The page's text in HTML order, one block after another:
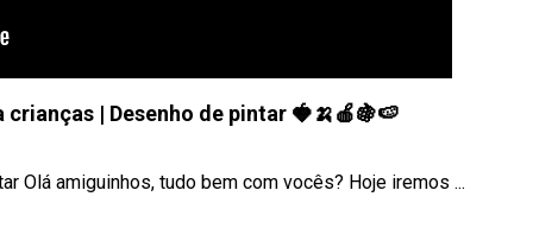
| Desenho de pintar 🍓🍌🍎🍇🍉
Olá amiguinhos, tudo bem com vocês? Hoje iremos ...